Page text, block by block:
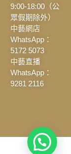
9:00-18:00（公
眾假期除外）
中藝網店
WhatsApp：
5172 5073
中藝直播
WhatsApp：
9281 2116